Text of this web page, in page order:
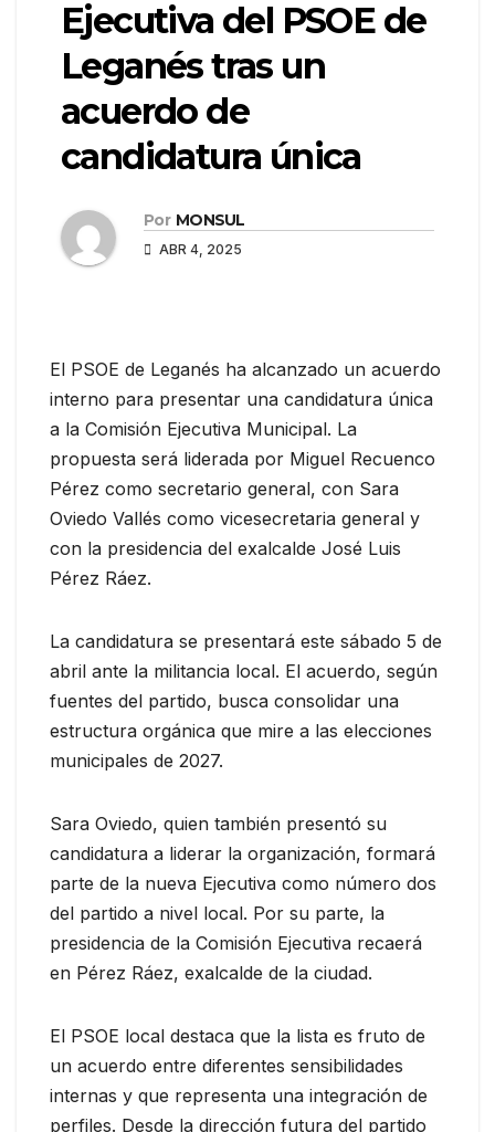
Ejecutiva del PSOE de
Leganés tras un
acuerdo de
candidatura única
Por MONSUL
ABR 4, 2025
El PSOE de Leganés ha alcanzado un acuerdo
interno para presentar una candidatura única
a la Comisión Ejecutiva Municipal. La
propuesta será liderada por Miguel Recuenco
Pérez como secretario general, con Sara
Oviedo Vallés como vicesecretaria general y
con la presidencia del exalcalde José Luis
Pérez Ráez.
La candidatura se presentará este sábado 5 de
abril ante la militancia local. El acuerdo, según
fuentes del partido, busca consolidar una
estructura orgánica que mire a las elecciones
municipales de 2027.
Sara Oviedo, quien también presentó su
candidatura a liderar la organización, formará
parte de la nueva Ejecutiva como número dos
del partido a nivel local. Por su parte, la
presidencia de la Comisión Ejecutiva recaerá
en Pérez Ráez, exalcalde de la ciudad.
El PSOE local destaca que la lista es fruto de
un acuerdo entre diferentes sensibilidades
internas y que representa una integración de
perfiles. Desde la dirección futura del partido